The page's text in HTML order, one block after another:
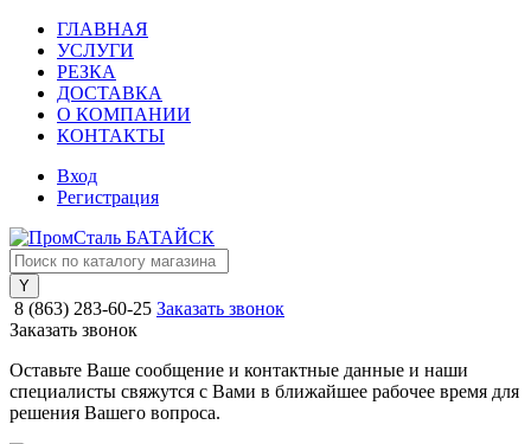
ГЛАВНАЯ
УСЛУГИ
РЕЗКА
ДОСТАВКА
О КОМПАНИИ
КОНТАКТЫ
Вход
Регистрация
8 (863) 283-60-25 Заказать звонок
Заказать звонок
Оставьте Ваше сообщение и контактные данные и наши
специалисты свяжутся с Вами в ближайшее рабочее время для
решения Вашего вопроса.